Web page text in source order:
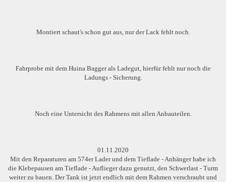
Montiert schaut's schon gut aus, nur der Lack fehlt noch.
Fahrprobe mit dem Huina Bagger als Ladegut, hierfür fehlt nur noch die
Ladungs - Sicherung.
Noch eine Untersicht des Rahmens mit allen Anbauteilen.
01.11.2020
Mit den Reparaturen am 574er Lader und dem Tieflade - Anhänger habe ich
die Klebepausen am Tieflade - Auflieger dazu genutzt, den Schwerlast - Turm
weiter zu bauen. Der Tank ist jetzt endlich mit dem Rahmen verschraubt und